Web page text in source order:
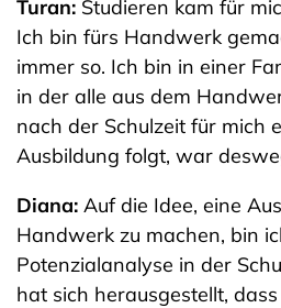
Turan: Studieren kam für
Ich bin fürs Handwerk
immer so. Ich bin in einer
in der alle aus dem
nach der Schulzeit für mich
Ausbildung folgt, war
Diana: Auf die Idee, eine
Handwerk zu machen, bin
Potenzialanalyse in der
hat sich herausgestellt,